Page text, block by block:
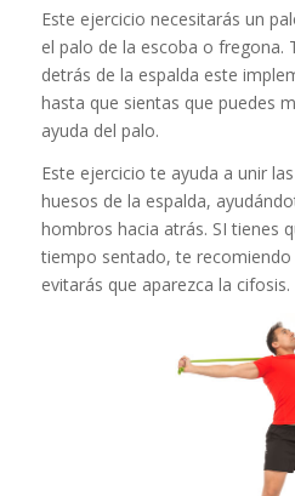
Este ejercicio necesitarás un
el palo de la escoba o fregona.
detrás de la espalda este
hasta que sientas que puedes
ayuda del palo.
Este ejercicio te ayuda a unir
huesos de la espalda,
hombros hacia atrás. SI tienes
tiempo sentado, te
evitarás que aparezca la cifosis.